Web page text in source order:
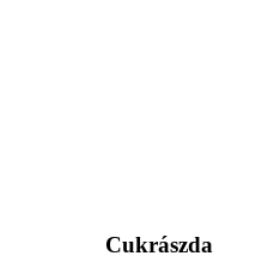
Cukrászda